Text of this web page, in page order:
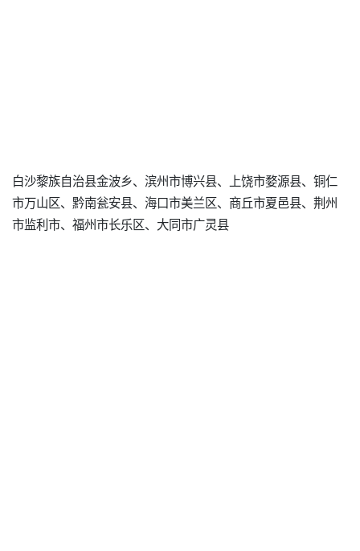
白沙黎族自治县金波乡、滨州市博兴县、上饶市婺源县、铜仁
市万山区、黔南瓮安县、海口市美兰区、商丘市夏邑县、荆州
市监利市、福州市长乐区、大同市广灵县